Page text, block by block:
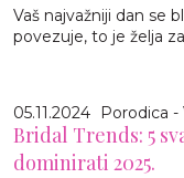
Vaš najvažniji dan se
povezuje, to je želja
05.11.2024 Porodica -
Bridal Trends: 5
dominirati 2025.